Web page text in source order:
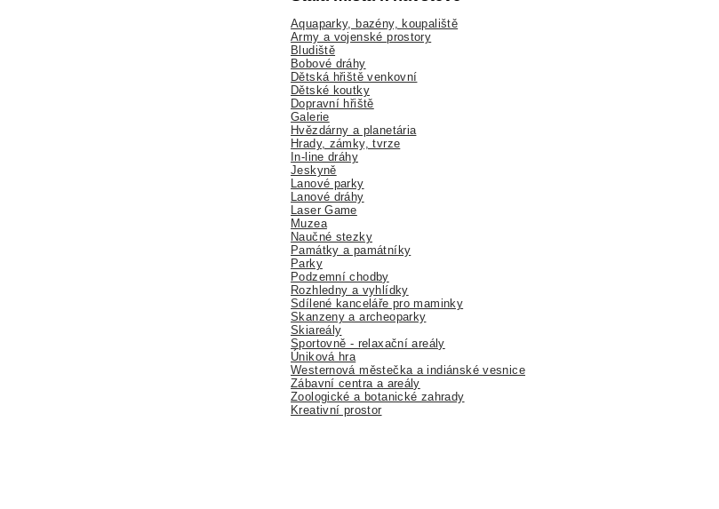
Aquaparky, bazény, koupaliště
Army a vojenské prostory
Bludiště
Bobové dráhy
Dětská hřiště venkovní
Dětské koutky
Dopravní hřiště
Galerie
Hvězdárny a planetária
Hrady, zámky, tvrze
In-line dráhy
Jeskyně
Lanové parky
Lanové dráhy
Laser Game
Muzea
Naučné stezky
Památky a památníky
Parky
Podzemní chodby
Rozhledny a vyhlídky
Sdílené kanceláře pro maminky
Skanzeny a archeoparky
Skiareály
Sportovně - relaxační areály
Úniková hra
Westernová městečka a indiánské vesnice
Zábavní centra a areály
Zoologické a botanické zahrady
Kreativní prostor